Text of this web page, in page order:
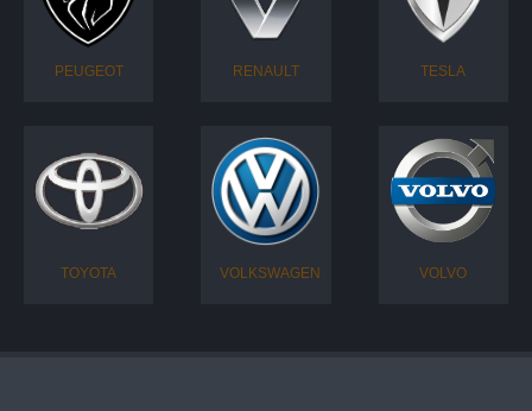
PEUGEOT RENAULT TESLA
TOYOTA VOLKSWAGEN VOLVO